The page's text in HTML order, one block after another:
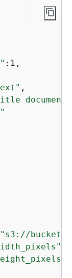
:1,
,
document
"s3://bucket/